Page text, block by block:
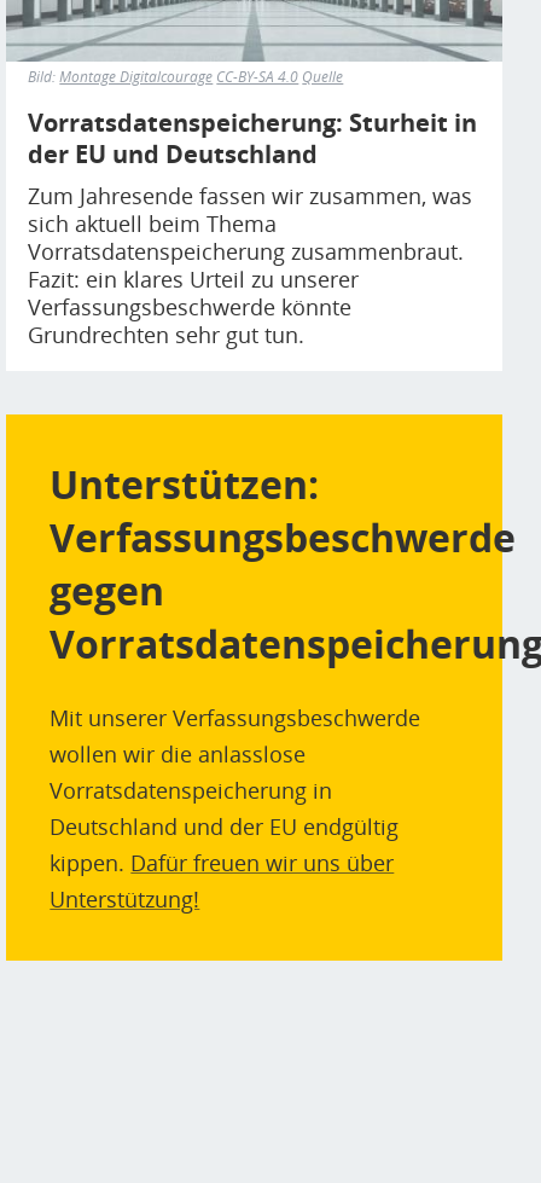
Bild:Montage Digitalcourage CC-BY-SA 4.0 Quelle
Vorratsdatenspeicherung: Sturheit in
der EU und Deutschland
Zum Jahresende fassen wir zusammen, was
sich aktuell beim Thema
Vorratsdatenspeicherung zusammenbraut.
Fazit: ein klares Urteil zu unserer
Verfassungsbeschwerde könnte
Grundrechten sehr gut tun.
Unterstützen:
Verfassungsbeschwerde
gegen
Mit unserer Verfassungsbeschwerde
wollen wir die anlasslose
Vorratsdatenspeicherung in
Deutschland und der EU endgültig
kippen. Dafür freuen wir uns über
Unterstützung!